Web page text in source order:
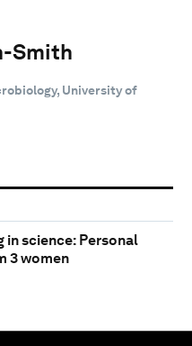
Smith
University of
in science: Personal
3 women